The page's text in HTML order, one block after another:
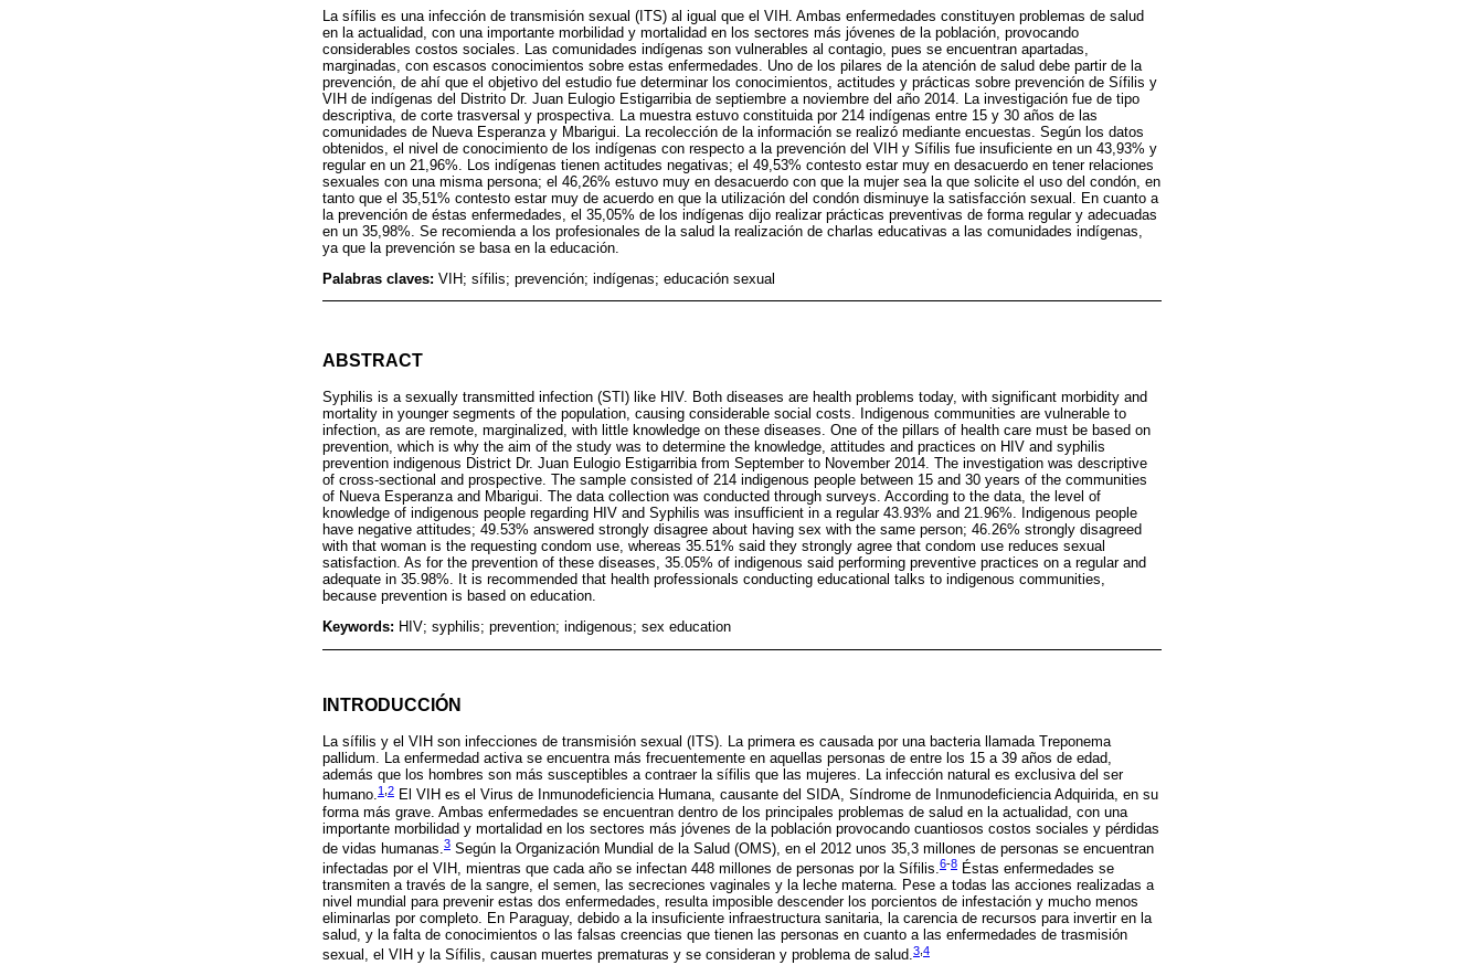
La sífilis es una infección de transmisión sexual (ITS) al igual que el VIH. Ambas enfermedades constituyen problemas de salud
en la actualidad, con una importante morbilidad y mortalidad en los sectores más jóvenes de la población, provocando
considerables costos sociales. Las comunidades indígenas son vulnerables al contagio, pues se encuentran apartadas,
marginadas, con escasos conocimientos sobre estas enfermedades. Uno de los pilares de la atención de salud debe partir de la
prevención, de ahí que el objetivo del estudio fue determinar los conocimientos, actitudes y prácticas sobre prevención de Sífilis y
VIH de indígenas del Distrito Dr. Juan Eulogio Estigarribia de septiembre a noviembre del año 2014. La investigación fue de tipo
descriptiva, de corte trasversal y prospectiva. La muestra estuvo constituida por 214 indígenas entre 15 y 30 años de las
comunidades de Nueva Esperanza y Mbarigui. La recolección de la información se realizó mediante encuestas. Según los datos
obtenidos, el nivel de conocimiento de los indígenas con respecto a la prevención del VIH y Sífilis fue insuficiente en un 43,93% y
regular en un 21,96%. Los indígenas tienen actitudes negativas; el 49,53% contesto estar muy en desacuerdo en tener relaciones
sexuales con una misma persona; el 46,26% estuvo muy en desacuerdo con que la mujer sea la que solicite el uso del condón, en
tanto que el 35,51% contesto estar muy de acuerdo en que la utilización del condón disminuye la satisfacción sexual. En cuanto a
la prevención de éstas enfermedades, el 35,05% de los indígenas dijo realizar prácticas preventivas de forma regular y adecuadas
en un 35,98%. Se recomienda a los profesionales de la salud la realización de charlas educativas a las comunidades indígenas,
ya que la prevención se basa en la educación.
Palabras claves: VIH; sífilis; prevención; indígenas; educación sexual
ABSTRACT
Syphilis is a sexually transmitted infection (STI) like HIV. Both diseases are health problems today, with significant morbidity and
mortality in younger segments of the population, causing considerable social costs. Indigenous communities are vulnerable to
infection, as are remote, marginalized, with little knowledge on these diseases. One of the pillars of health care must be based on
prevention, which is why the aim of the study was to determine the knowledge, attitudes and practices on HIV and syphilis
prevention indigenous District Dr. Juan Eulogio Estigarribia from September to November 2014. The investigation was descriptive
of cross-sectional and prospective. The sample consisted of 214 indigenous people between 15 and 30 years of the communities
of Nueva Esperanza and Mbarigui. The data collection was conducted through surveys. According to the data, the level of
knowledge of indigenous people regarding HIV and Syphilis was insufficient in a regular 43.93% and 21.96%. Indigenous people
have negative attitudes; 49.53% answered strongly disagree about having sex with the same person; 46.26% strongly disagreed
with that woman is the requesting condom use, whereas 35.51% said they strongly agree that condom use reduces sexual
satisfaction. As for the prevention of these diseases, 35.05% of indigenous said performing preventive practices on a regular and
adequate in 35.98%. It is recommended that health professionals conducting educational talks to indigenous communities,
because prevention is based on education.
Keywords: HIV; syphilis; prevention; indigenous; sex education
INTRODUCCIÓN
La sífilis y el VIH son infecciones de transmisión sexual (ITS). La primera es causada por una bacteria llamada Treponema
pallidum. La enfermedad activa se encuentra más frecuentemente en aquellas personas de entre los 15 a 39 años de edad,
además que los hombres son más susceptibles a contraer la sífilis que las mujeres. La infección natural es exclusiva del ser
humano.1 2 El VIH es el Virus de Inmunodeficiencia Humana, causante del SIDA, Síndrome de Inmunodeficiencia Adquirida, en su
forma más grave. Ambas enfermedades se encuentran dentro de los principales problemas de salud en la actualidad, con una
importante morbilidad y mortalidad en los sectores más jóvenes de la población provocando cuantiosos costos sociales y pérdidas
de vidas humanas. 3 Según la Organización Mundial de la Salud (OMS), en el 2012 unos 35,3 millones de personas se encuentran
infectadas por el VIH, mientras que cada año se infectan 448 millones de personas por la Sífilis.6-8 Éstas enfermedades se
transmiten a través de la sangre, el semen, las secreciones vaginales y la leche materna. Pese a todas las acciones realizadas a
nivel mundial para prevenir estas dos enfermedades, resulta imposible descender los porcientos de infestación y mucho menos
eliminarlas por completo. En Paraguay, debido a la insuficiente infraestructura sanitaria, la carencia de recursos para invertir en la
salud, y la falta de conocimientos o las falsas creencias que tienen las personas en cuanto a las enfermedades de trasmisión
sexual, el VIH y la Sífilis, causan muertes prematuras y se consideran y problema de salud.3 4